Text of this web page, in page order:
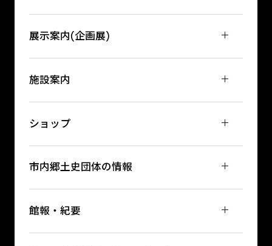
展示案内(企画展)
施設案内
ショップ
市内郷土史団体の情報
館報・紀要